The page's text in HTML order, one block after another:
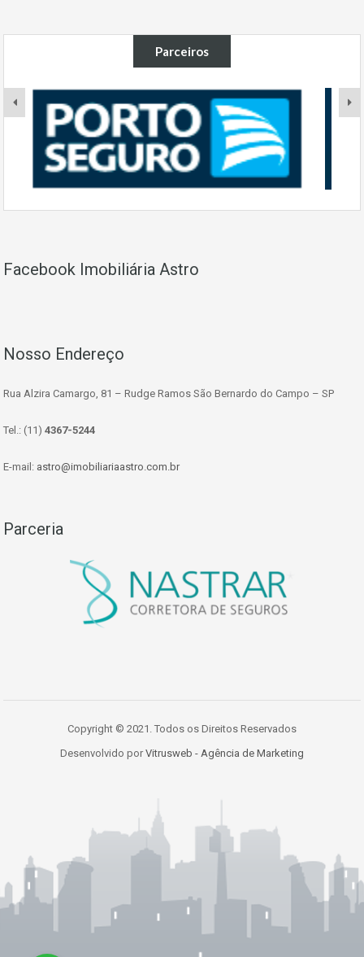
Parceiros
Facebook Imobiliária Astro
Nosso Endereço
Rua Alzira Camargo, 81 – Rudge Ramos São Bernardo do Campo – SP
Tel.: (11) 4367-5244
E-mail: astro@imobiliariaastro.com.br
Parceria
Copyright © 2021. Todos os Direitos Reservados
Desenvolvido por Vitrusweb - Agência de Marketing